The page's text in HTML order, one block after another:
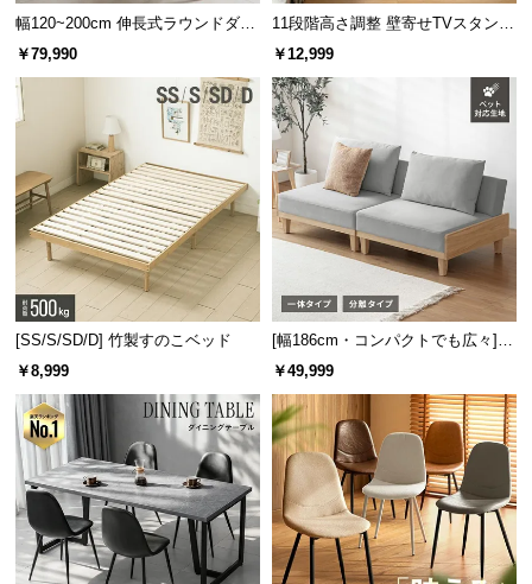
保
て
会
規
約
い
て
客
幅120~200cm 伸長式ラウンドダイ
ニングテーブル 6人掛け 天然木突
￥79,990
11段階高さ調整 壁寄せTVスタンド
キャスター付き 上下左右角度調節
￥12,999
[SS/S/SD/D] 竹製すのこベッド
￥8,999
[幅186cm・コンパクトでも広々] 3
人掛けソファベッド リクライニン
￥49,999